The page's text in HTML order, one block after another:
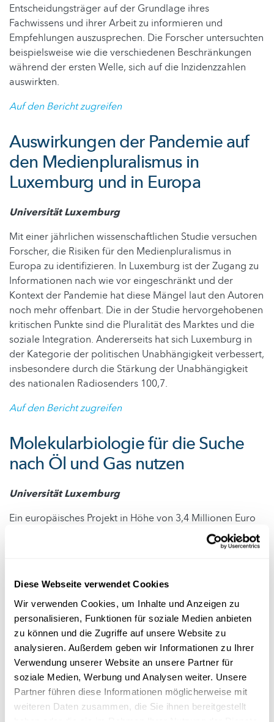
Diese Webseite verwendet Cookies
Wir verwenden Cookies, um Inhalte und Anzeigen zu
personalisieren, Funktionen für soziale Medien anbieten
zu können und die Zugriffe auf unsere Website zu
analysieren. Außerdem geben wir Informationen zu Ihrer
Verwendung unserer Website an unsere Partner für
soziale Medien, Werbung und Analysen weiter. Unsere
Partner führen diese Informationen möglicherweise mit
weiteren Daten zusammen, die Sie ihnen bereitgestellt
Entscheidungsträger auf der Grundlage ihres
Fachwissens und ihrer Arbeit zu informieren und
Empfehlungen auszusprechen. Die Forscher untersuchten
beispielsweise wie die verschiedenen Beschränkungen
während der ersten Welle, sich auf die Inzidenzzahlen
auswirkten.
Auf den Bericht zugreifen
Auswirkungen der Pandemie auf
den Medienpluralismus in
Luxemburg und in Europa
Universität Luxemburg
Mit einer jährlichen wissenschaftlichen Studie versuchen
Forscher, die Risiken für den Medienpluralismus in
Europa zu identifizieren. In Luxemburg ist der Zugang zu
Informationen nach wie vor eingeschränkt und der
Kontext der Pandemie hat diese Mängel laut den Autoren
noch mehr offenbart. Die in der Studie hervorgehobenen
kritischen Punkte sind die Pluralität des Marktes und die
soziale Integration. Andererseits hat sich Luxemburg in
der Kategorie der politischen Unabhängigkeit verbessert,
insbesondere durch die Stärkung der Unabhängigkeit
des nationalen Radiosenders 100,7.
Auf den Bericht zugreifen
Molekularbiologie für die Suche
nach Öl und Gas nutzen
Universität Luxemburg
Ein europäisches Projekt in Höhe von 3,4 Millionen Euro
das verschiedene Länder, darunter auch Luxemburg
zusammenbringt, zielt darauf ab, umweltfreundlichere
Gaslagerstätte weist minimale Leckagen auf, auf die
mikrobielle Gemeinschaften in den darüber liegenden
Sedimentschichten reagieren. Diese Reaktionen können
mit modernsten molekularbiologischen Methoden
nachgewiesen werden. In der Tat werden Öl und Gas
trotz Bemühungen zur Energiewende noch mindestens 30
Jahre lang eine wichtige Rolle bei der Energie- und
Rohstoffversorgung Europas spielen. Diese Methode
könnte es ermöglichen, mit weniger Tiefbohrungen nach